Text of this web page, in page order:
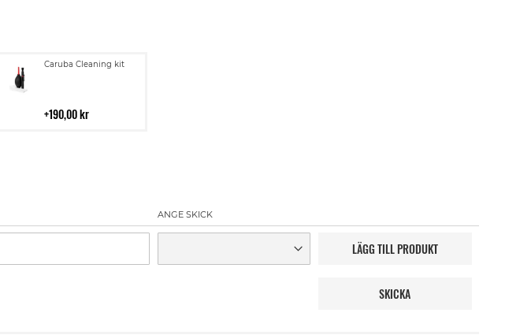
Caruba Cleaning kit
190,00 kr
Lägg
ANGE SKICK
LÄGG TILL PRODUKT
SKICKA